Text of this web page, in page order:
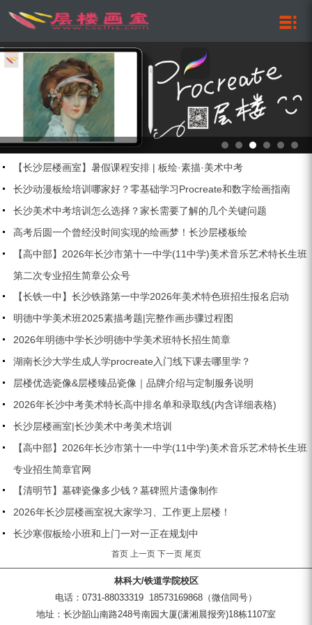
【长沙层楼画室】暑假课程安排 | 板绘·素描·美术中考
长沙动漫板绘培训哪家好？零基础学习Procreate和数字绘画指南
长沙美术中考培训怎么选择？家长需要了解的几个关键问题
高考后圆一个曾经没时间实现的绘画梦！长沙层楼板绘
【高中部】2026年长沙市第十一中学(11中学)美术音乐艺术特长生班
第二次专业招生简章公众号
【长铁一中】长沙铁路第一中学2026年美术特色班招生报名启动
明德中学美术班2025素描考题|完整作画步骤过程图
2026年明德中学长沙明德中学美术班特长招生简章
湖南长沙大学生成人学procreate入门线下课去哪里学？
层楼优选瓷像&层楼臻品瓷像｜品牌介绍与定制服务说明
2026年长沙中考美术特长高中排名单和录取线(内含详细表格)
长沙层楼画室|长沙美术中考美术培训
【高中部】2026年长沙市第十一中学(11中学)美术音乐艺术特长生班
专业招生简章官网
【清明节】墓碑瓷像多少钱？墓碑照片遗像制作
2026年长沙层楼画室祝大家学习、工作更上层楼！
长沙寒假板绘小班和上门一对一正在规划中
首页 上一页 下一页 尾页
林科大/铁道学院校区
电话：0731-88033319 18573169868（微信同号）
地址：长沙韶山南路248号南园大厦(潇湘晨报旁)18栋1107室